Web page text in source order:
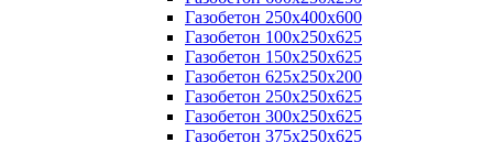
Газобетон 250x400x600
Газобетон 100х250х625
Газобетон 150х250х625
Газобетон 625х250х200
Газобетон 250х250х625
Газобетон 300х250х625
Газобетон 375х250х625